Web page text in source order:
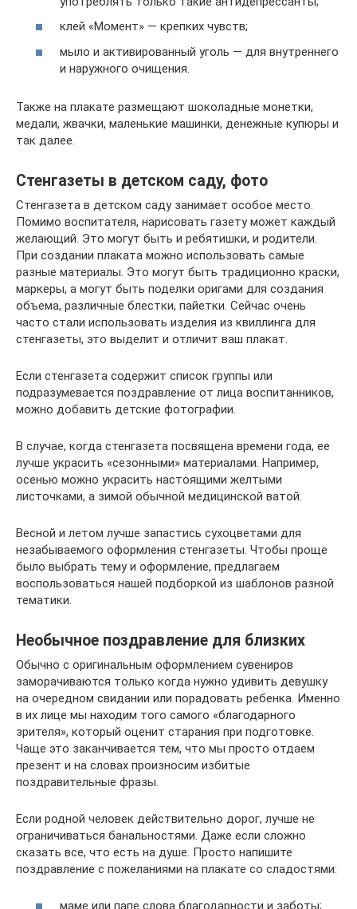
клей «Момент» — крепких чувств;
мыло и активированный уголь — для внутреннего
и наружного очищения.
Также на плакате размещают шоколадные монетки,
медали, жвачки, маленькие машинки, денежные купюры и
так далее.
Стенгазеты в детском саду, фото
Стенгазета в детском саду занимает особое место.
Помимо воспитателя, нарисовать газету может каждый
желающий. Это могут быть и ребятишки, и родители.
При создании плаката можно использовать самые
разные материалы. Это могут быть традиционно краски,
маркеры, а могут быть поделки оригами для создания
объема, различные блестки, пайетки. Сейчас очень
часто стали использовать изделия из квиллинга для
стенгазеты, это выделит и отличит ваш плакат.
Если стенгазета содержит список группы или
подразумевается поздравление от лица воспитанников,
можно добавить детские фотографии.
В случае, когда стенгазета посвящена времени года, ее
лучше украсить «сезонными» материалами. Например,
осенью можно украсить настоящими желтыми
листочками, а зимой обычной медицинской ватой.
Весной и летом лучше запастись сухоцветами для
незабываемого оформления стенгазеты. Чтобы проще
было выбрать тему и оформление, предлагаем
воспользоваться нашей подборкой из шаблонов разной
тематики.
Необычное поздравление для близких
Обычно с оригинальным оформлением сувениров
заморачиваются только когда нужно удивить девушку
на очередном свидании или порадовать ребенка. Именно
в их лице мы находим того самого «благодарного
зрителя», который оценит старания при подготовке.
Чаще это заканчивается тем, что мы просто отдаем
презент и на словах произносим избитые
поздравительные фразы.
Если родной человек действительно дорог, лучше не
ограничиваться банальностями. Даже если сложно
сказать все, что есть на душе. Просто напишите
поздравление с пожеланиями на плакате со сладостями:
маме или папе слова благодарности и заботы;